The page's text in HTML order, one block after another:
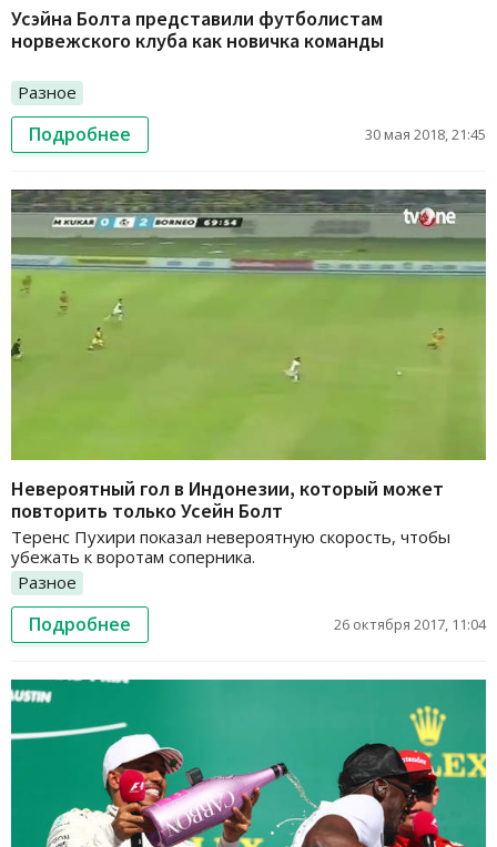
Усэйна Болта представили футболистам
норвежского клуба как новичка команды
Разное
Подробнее 30 мая 2018, 21:45
Невероятный гол в Индонезии, который может
повторить только Усейн Болт
Теренс Пухири показал невероятную скорость, чтобы
убежать к воротам соперника.
Разное
Подробнее 26 октября 2017, 11:04